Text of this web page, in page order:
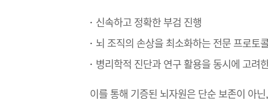
신속하고 정확한 부검 진행
뇌 조직의 손상을 최소화하는 전문 프로토
병리학적 진단과 연구 활용을 동시에 고려
이를 통해 기증된 뇌자원은 단순 보존이 아